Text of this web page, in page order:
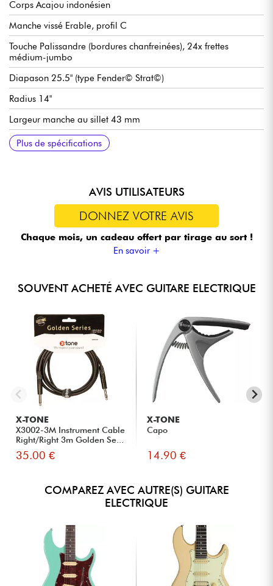
Corps Acajou indonésien
Manche vissé Erable, profil C
Touche Palissandre (bordures chanfreinées), 24x frettes
médium-jumbo
Diapason 25.5" (type Fender© Strat©)
Radius 14"
Largeur manche au sillet 43 mm
Set de micros double bobinage Sire Basic Humbucker
Volume
Tonalité (fonction coil-split via potentiomètre push/pull)
Sélecteur micros 3x positions
Chevalet / vibrato traditionnel Sire Basic Tremolo Bridge (2-
Point Tremolo Type)
Mécaniques Sire Basic Tuners
Finition satin
Plus de spécifications
AVIS UTILISATEURS
DONNEZ VOTRE AVIS
Chaque mois, un cadeau offert par tirage au sort !
En savoir +
SOUVENT ACHETÉ AVEC GUITARE ELECTRIQUE
X-TONE
X3002-3M Instrument Cable
Right/Right 3m Golden Se...
35.00 €
X-TONE
Capo
14.90 €
COMPAREZ AVEC AUTRE(S) GUITARE
ELECTRIQUE